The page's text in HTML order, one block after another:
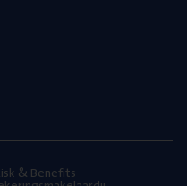
& Benefits